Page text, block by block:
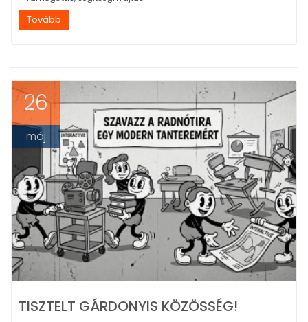
Tovább
26
máj
TISZTELT GÁRDONYIS KÖZÖSSÉG!